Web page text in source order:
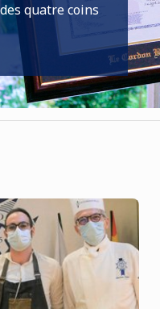
quatre coins